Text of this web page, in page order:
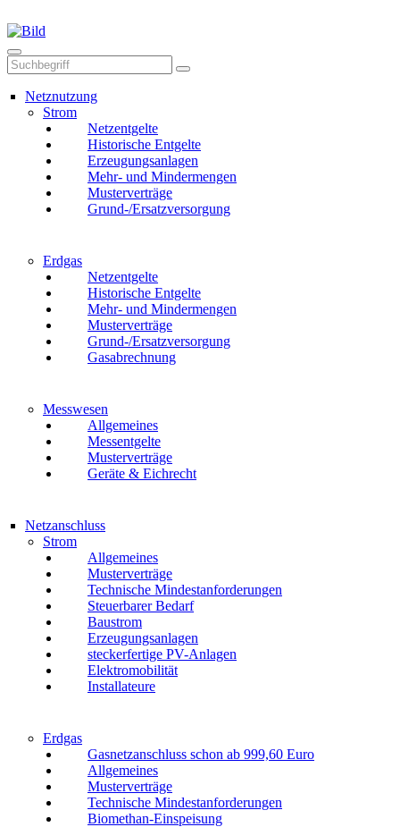
Netznutzung
Strom
Netzentgelte
Historische Entgelte
Erzeugungsanlagen
Mehr- und Mindermengen
Musterverträge
Grund-/Ersatzversorgung
Erdgas
Netzentgelte
Historische Entgelte
Mehr- und Mindermengen
Musterverträge
Grund-/Ersatzversorgung
Gasabrechnung
Messwesen
Allgemeines
Messentgelte
Musterverträge
Geräte & Eichrecht
Netzanschluss
Strom
Allgemeines
Musterverträge
Technische Mindestanforderungen
Steuerbarer Bedarf
Baustrom
Erzeugungsanlagen
steckerfertige PV-Anlagen
Elektromobilität
Installateure
Erdgas
Gasnetzanschluss schon ab 999,60 Euro
Allgemeines
Musterverträge
Technische Mindestanforderungen
Biomethan-Einspeisung